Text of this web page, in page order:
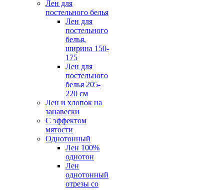
Лен для
постельного белья
Лен для
постельного
белья,
ширина 150-
175
Лен для
постельного
белья 205-
220 см
Лен и хлопок на
занавески
С эффектом
мятости
Однотонный
Лен 100%
однотон
Лен
однотонный
отрезы со